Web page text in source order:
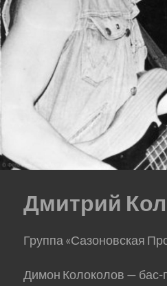
Дмитрий
Группа «Сазоновская
Димон Колоколов — бас-